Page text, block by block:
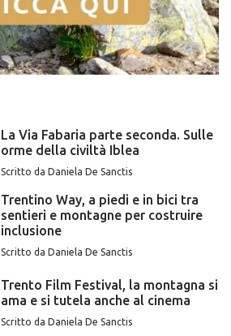
La Via Fabaria parte seconda. Sulle
orme della civiltà Iblea
Scritto da Daniela De Sanctis
Trentino Way, a piedi e in bici tra
sentieri e montagne per costruire
inclusione
Scritto da Daniela De Sanctis
Trento Film Festival, la montagna si
ama e si tutela anche al cinema
Scritto da Daniela De Sanctis